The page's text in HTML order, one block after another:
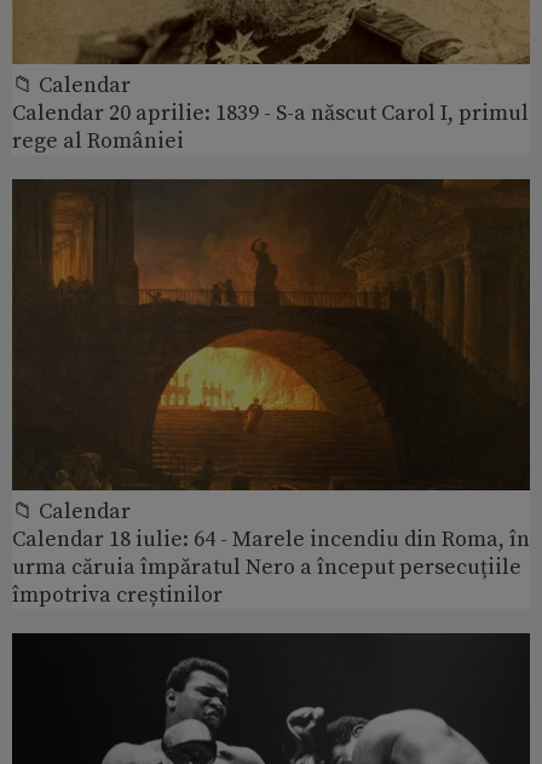
📁 Calendar
Calendar 20 aprilie: 1839 - S-a născut Carol I, primul
rege al României
📁 Calendar
Calendar 18 iulie: 64 - Marele incendiu din Roma, în
urma căruia împăratul Nero a început persecuțiile
împotriva creștinilor